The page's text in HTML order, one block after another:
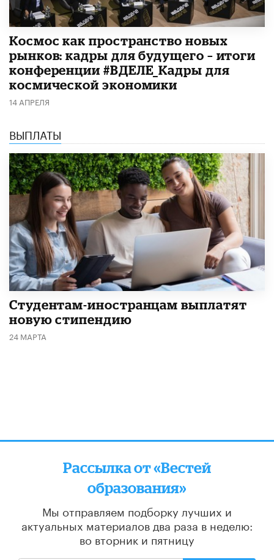
Космос как пространство новых
рынков: кадры для будущего – итоги
конференции #ВДЕЛЕ_Кадры для
космической экономики
14 АПРЕЛЯ
ВЫПЛАТЫ
Студентам-иностранцам выплатят
новую стипендию
24 МАРТА
Рассылка от «Вестей
образования»
Мы отправляем подборку лучших и
актуальных материалов два раза в неделю:
во вторник и пятницу